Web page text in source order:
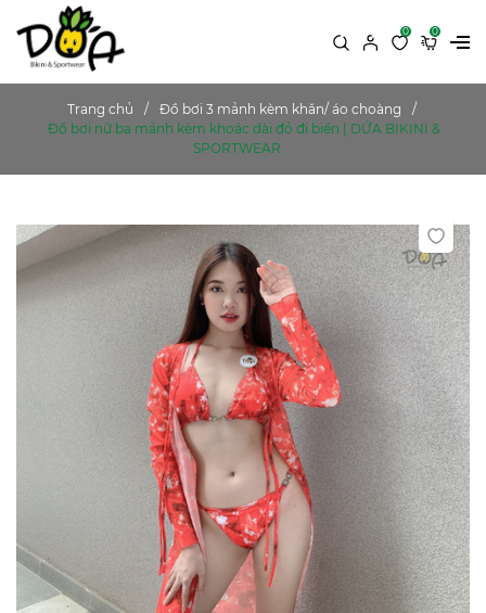
0 0
Trang chủ
Đồ bơi 3 mảnh kèm khăn/ áo choàng
Đồ bơi nữ ba mảnh kèm khoác dài đỏ đi biển | DỨA BIKINI &
SPORTWEAR